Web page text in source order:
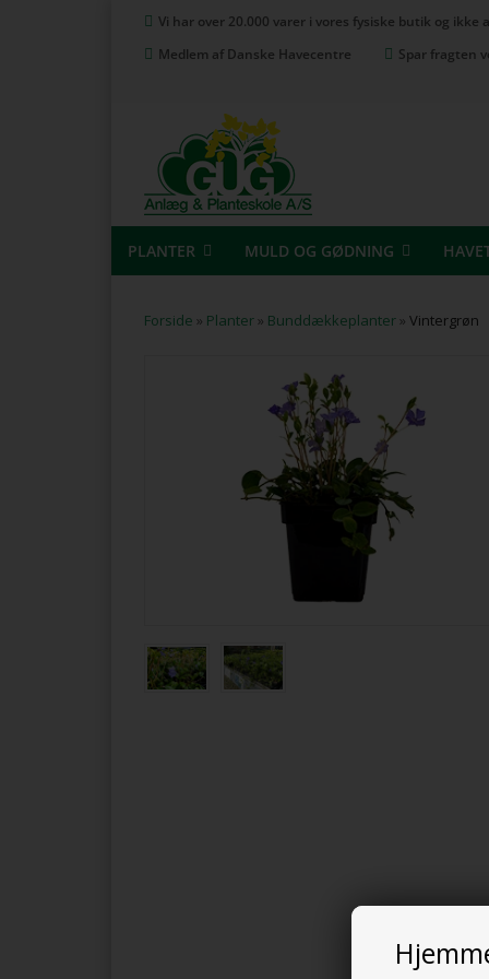
Vi har over 20.000 varer i vores fysiske butik og ikke
Medlem af Danske Havecentre
Spar fragten
PLANTER MULD OG GØDNING
Forside » Planter » Bunddækkeplanter » Vintergrøn